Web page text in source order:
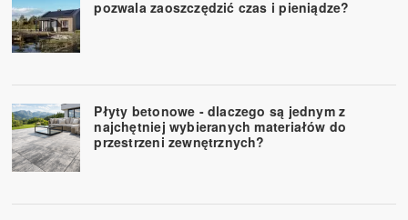
pozwala zaoszczędzić czas i pieniądze?
Płyty betonowe - dlaczego są jednym z
najchętniej wybieranych materiałów do
przestrzeni zewnętrznych?